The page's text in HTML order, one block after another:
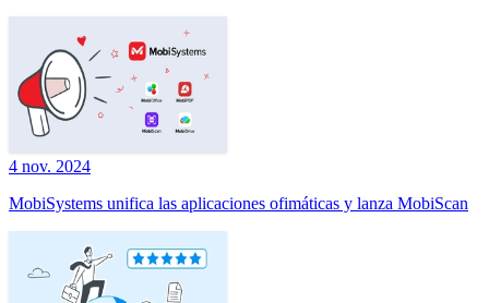
4 nov. 2024
MobiSystems unifica las aplicaciones ofimáticas y lanza MobiScan